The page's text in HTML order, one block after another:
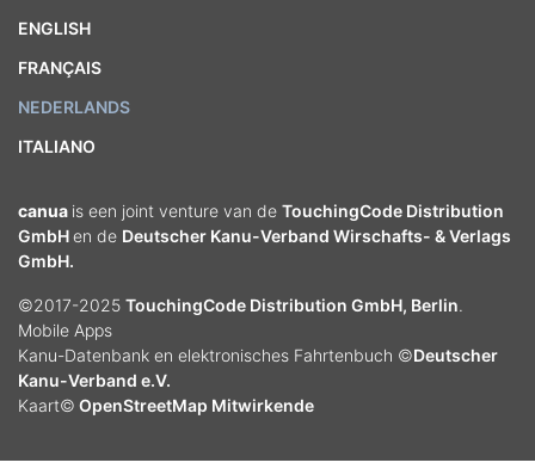
ENGLISH
FRANÇAIS
NEDERLANDS
ITALIANO
canua is een joint venture van de TouchingCode Distribution
GmbHen de Deutscher Kanu-Verband Wirschafts- & Verlags
GmbH.
©2017-2025 TouchingCode Distribution GmbH, Berlin.
Mobile Apps
Kanu-Datenbank en elektronisches Fahrtenbuch ©Deutscher
Kanu-Verband e.V.
Kaart© OpenStreetMap Mitwirkende